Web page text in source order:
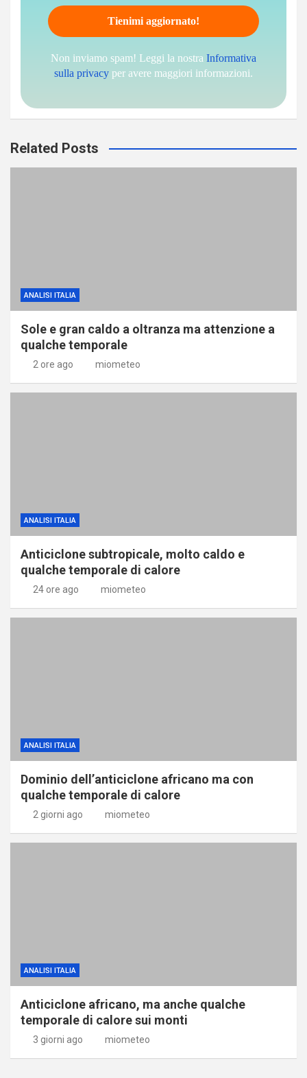
Non inviamo spam! Leggi la nostra Informativa
sulla privacy per avere maggiori informazioni.
Related Posts
ANALISI ITALIA
Sole e gran caldo a oltranza ma attenzione a
qualche temporale
2 ore ago miometeo
ANALISI ITALIA
Anticiclone subtropicale, molto caldo e
qualche temporale di calore
24 ore ago miometeo
ANALISI ITALIA
Dominio dell’anticiclone africano ma con
qualche temporale di calore
2 giorni ago miometeo
ANALISI ITALIA
Anticiclone africano, ma anche qualche
temporale di calore sui monti
3 giorni ago miometeo